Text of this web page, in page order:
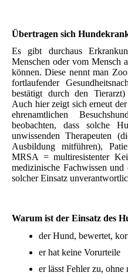
Übertragen sich
Es gibt durchaus
Menschen oder vom Mensch
können. Diese nennt man
fortlaufender
bestätigt durch den
Auch hier zeigt sich erneut
ehrenamtlichen
beobachten, dass solche
unwissenden Therapeuten
Ausbildung mitführen),
MRSA = multiresistenter
medizinische Fachwissen
solcher Einsatz
Warum ist der Einsatz des
der Hund, bewertet,
er hat keine Vorurteile
er lässt Fehler zu, ohne